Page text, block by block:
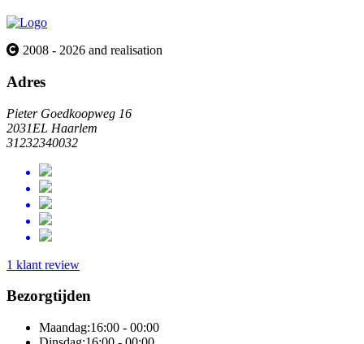
2008 - 2026 and realisation
Adres
Pieter Goedkoopweg 16
2031EL Haarlem
31232340032
1 klant review
Bezorgtijden
Maandag:16:00 - 00:00